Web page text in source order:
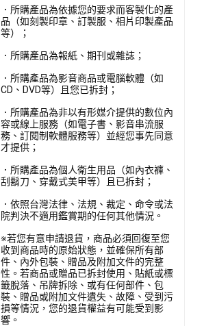
．所購產品為依據您的要求而客製化的產
品（如刻製印章、訂製服、相片印製產品
等）；
．所購產品為報紙、期刊或雜誌；
．所購產品為影音商品或電腦軟體（如
CD、DVD等）且您已拆封；
．所購產品為非以有形媒介提供的數位內
容或線上服務（如電子書、影音串流服
務、訂閱制軟體服務等）並經您事先同意
才提供；
．所購產品為個人衛生用品（如內衣褲、
刮鬍刀、穿戴式美甲等）且已拆封；
．依照台灣法律、法規、裁定、命令或法
院判決不適用鑑賞期的任何其他情況。
※若您有意申請退貨，商品必須回復至您
收到商品時的原始狀態，並確保所有部
件、內外包裝、贈品及附加文件的完整
性。若商品或贈品已拆封使用、貼紙或標
籤脫落、吊牌拆除、或有任何部件、包
裝、贈品或附加文件遺失、故障、受到污
損等情況，您的退貨權益有可能受到影
響。